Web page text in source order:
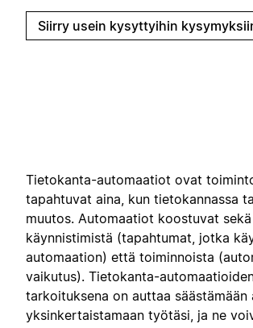
Siirry usein kysyttyihin
Tietokanta-automaatiot ovat
tapahtuvat aina, kun tietokannassa
muutos. Automaatiot koostuvat sekä
käynnistimistä (tapahtumat, jotka
automaation) että toiminnoista
vaikutus). Tietokanta-
tarkoituksena on auttaa säästämään
yksinkertaistamaan työtäsi, ja ne